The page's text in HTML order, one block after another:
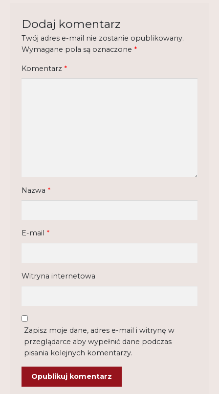
Shop
Test
Tutor na UPWr
Dodaj komentarz
Twój adres e-mail nie zostanie opublikowany.
Wymagane pola są oznaczone *
Komentarz *
Nazwa *
E-mail *
Witryna internetowa
Zapisz moje dane, adres e-mail i witrynę w
przeglądarce aby wypełnić dane podczas
pisania kolejnych komentarzy.